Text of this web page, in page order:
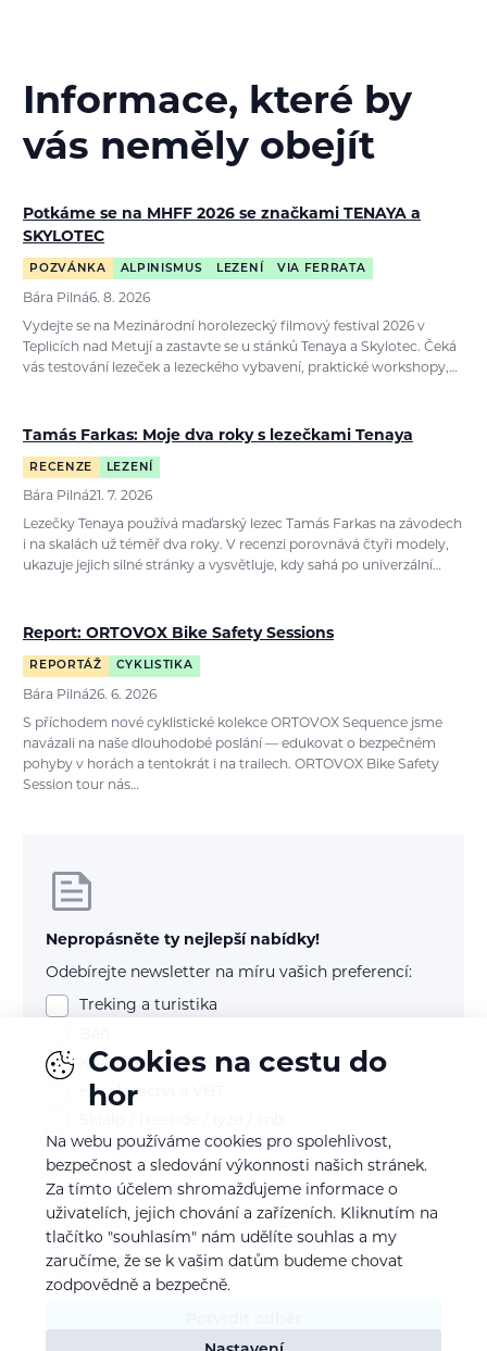
Informace, které by
vás neměly obejít
Potkáme se na MHFF 2026 se značkami TENAYA a
SKYLOTEC
POZVÁNKA ALPINISMUS LEZENÍ VIA FERRATA
Bára Pilná6. 8. 2026
Vydejte se na Mezinárodní horolezecký filmový festival 2026 v
Teplicích nad Metují a zastavte se u stánků Tenaya a Skylotec. Čeká
vás testování lezeček a lezeckého vybavení, praktické workshopy,…
Tamás Farkas: Moje dva roky s lezečkami Tenaya
RECENZE LEZENÍ
Bára Pilná21. 7. 2026
Lezečky Tenaya používá maďarský lezec Tamás Farkas na závodech
i na skalách už téměř dva roky. V recenzi porovnává čtyři modely,
ukazuje jejich silné stránky a vysvětluje, kdy sahá po univerzální…
Report: ORTOVOX Bike Safety Sessions
REPORTÁŽ CYKLISTIKA
Bára Pilná26. 6. 2026
S příchodem nové cyklistické kolekce ORTOVOX Sequence jsme
navázali na naše dlouhodobé poslání — edukovat o bezpečném
pohyby v horách a tentokrát i na trailech. ORTOVOX Bike Safety
Session tour nás…
Nepropásněte ty nejlepší nabídky!
Odebírejte newsletter na míru vašich preferencí:
Treking a turistika
Kolo (mtb, gravel, silnice)
Horolezectví a VHT
E-mail
Souhlasím sezpracováním osobních údajů
Cookies na cestu do
hor
Na webu používáme cookies pro spolehlivost,
bezpečnost a sledování výkonnosti našich stránek.
Za tímto účelem shromažďujeme informace o
uživatelích, jejich chování a zařízeních. Kliknutím na
tlačítko "souhlasím" nám udělíte souhlas a my
zaručíme, že se k vašim datům budeme chovat
zodpovědně a bezpečně.